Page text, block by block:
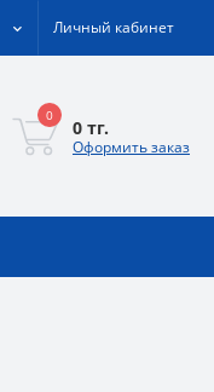
Личный кабинет
0
0 тг.
Оформить заказ